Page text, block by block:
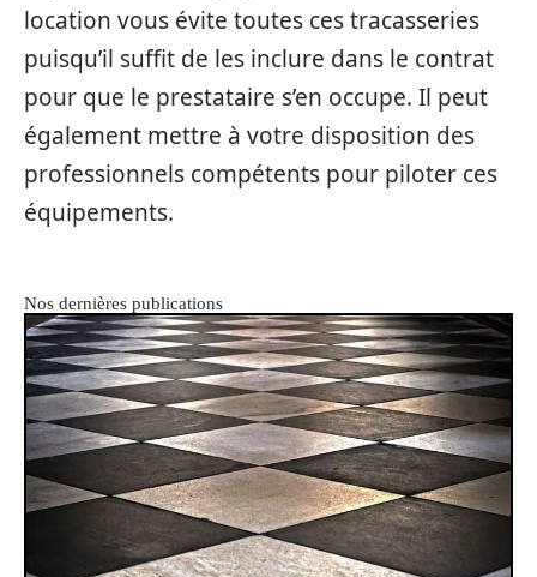
location vous évite toutes ces tracasseries
puisqu’il suffit de les inclure dans le contrat
pour que le prestataire s’en occupe. Il peut
également mettre à votre disposition des
professionnels compétents pour piloter ces
équipements.
Nos dernières publications